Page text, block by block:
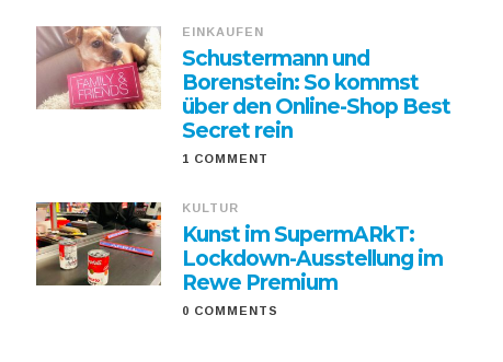
EINKAUFEN
Schustermann und
Borenstein: So kommst
über den Online-Shop Best
Secret rein
1 COMMENT
KULTUR
Kunst im SupermARkT:
Lockdown-Ausstellung im
Rewe Premium
0 COMMENTS